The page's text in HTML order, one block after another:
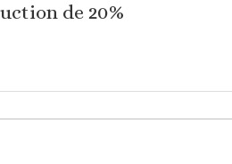
de 20%